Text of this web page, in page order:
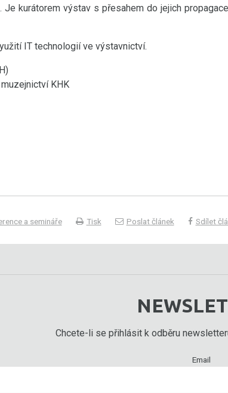
Je kurátorem výstav s přesahem do jejich
IT technologií ve výstavnictví.
KHK
a semináře Tisk Poslat článek Sdílet
Chcete-li se přihlásit k odběru
Email